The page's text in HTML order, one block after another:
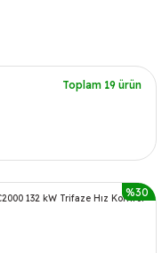
Toplam 19 ürün
%30